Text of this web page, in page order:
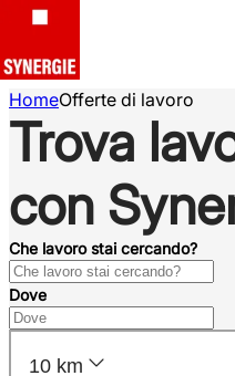
HomeOfferte di lavoro
Trova
con
Che lavoro stai cercando?
Dove
10 km